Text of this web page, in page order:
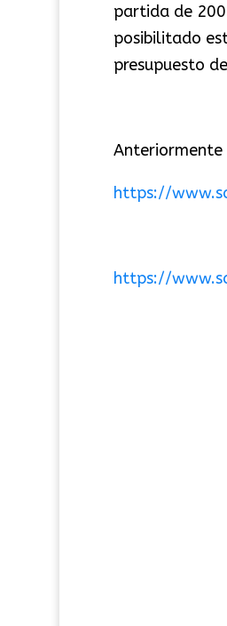
partida de
posibilitado
presupuesto
Anteriormente
https://
https://